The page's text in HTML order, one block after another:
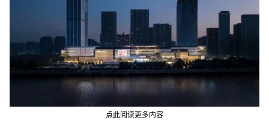
点此阅读更多内容